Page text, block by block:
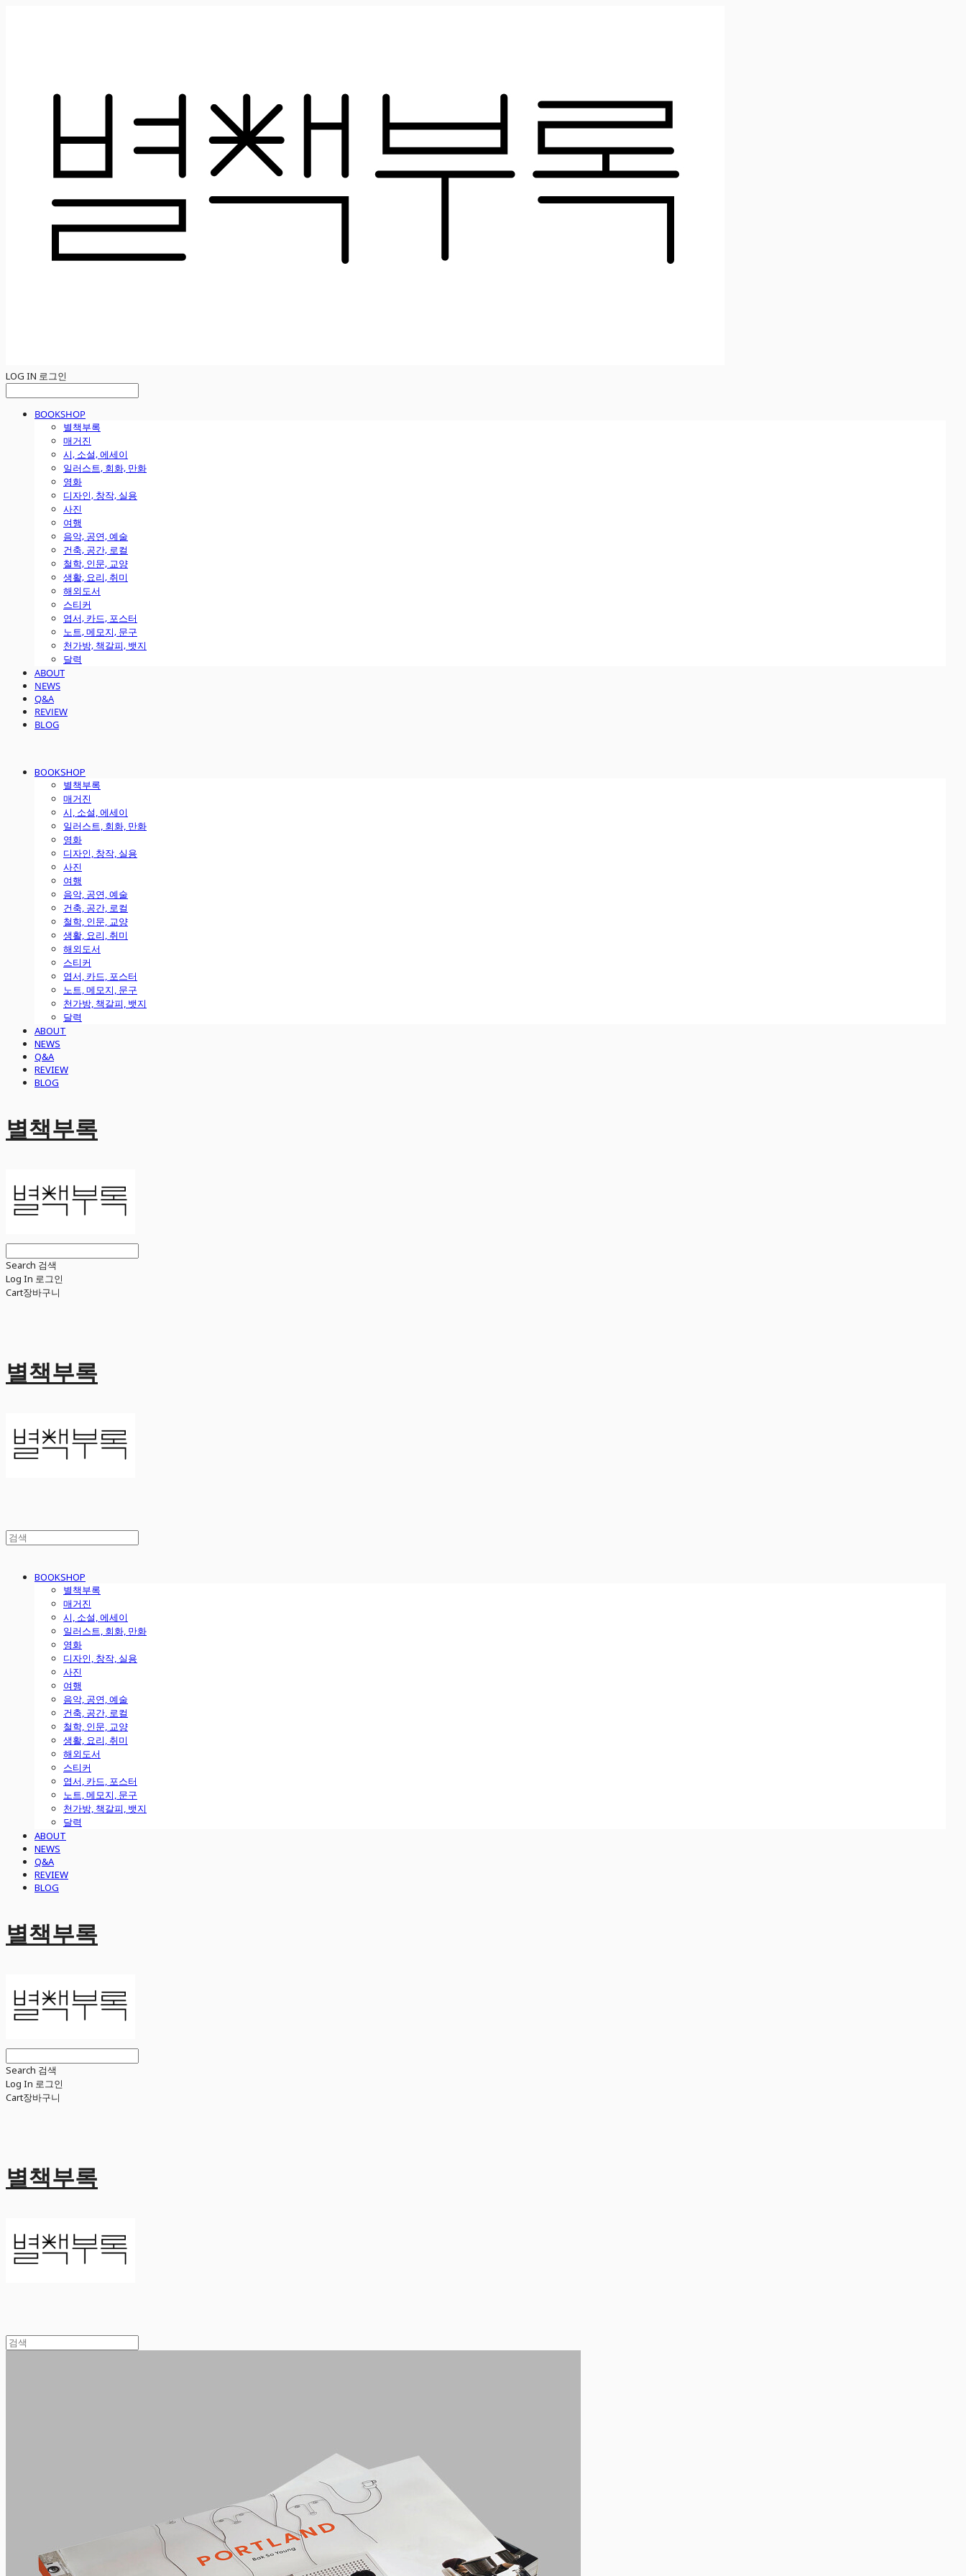
LOG IN 로그인
BOOKSHOP
별책부록
매거진
시, 소설, 에세이
일러스트, 회화, 만화
영화
디자인, 창작, 실용
사진
여행
음악, 공연, 예술
건축, 공간, 로컬
철학, 인문, 교양
생활, 요리, 취미
해외도서
스티커
엽서, 카드, 포스터
노트, 메모지, 문구
천가방, 책갈피, 뱃지
달력
ABOUT
NEWS
Q&A
REVIEW
BLOG
BOOKSHOP
별책부록
매거진
시, 소설, 에세이
일러스트, 회화, 만화
영화
디자인, 창작, 실용
사진
여행
음악, 공연, 예술
건축, 공간, 로컬
철학, 인문, 교양
생활, 요리, 취미
해외도서
스티커
엽서, 카드, 포스터
노트, 메모지, 문구
천가방, 책갈피, 뱃지
달력
ABOUT
NEWS
Q&A
REVIEW
BLOG
별책부록
Search 검색
Log In 로그인
Cart장바구니
별책부록
BOOKSHOP
별책부록
매거진
시, 소설, 에세이
일러스트, 회화, 만화
영화
디자인, 창작, 실용
사진
여행
음악, 공연, 예술
건축, 공간, 로컬
철학, 인문, 교양
생활, 요리, 취미
해외도서
스티커
엽서, 카드, 포스터
노트, 메모지, 문구
천가방, 책갈피, 뱃지
달력
ABOUT
NEWS
Q&A
REVIEW
BLOG
별책부록
Search 검색
Log In 로그인
Cart장바구니
별책부록